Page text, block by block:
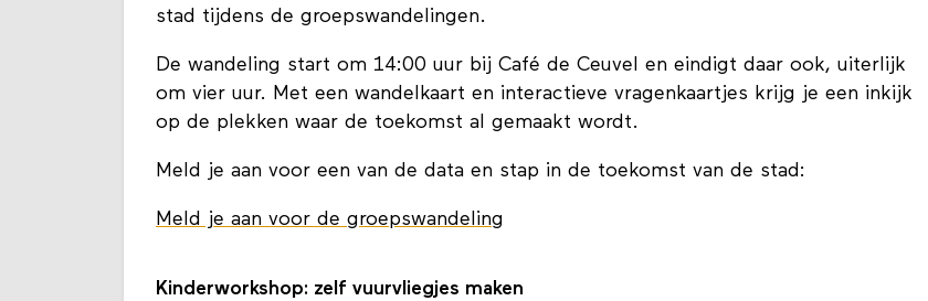
stad tijdens de groepswandelingen.
De wandeling start om 14:00 uur bij Café de Ceuvel en eindigt daar ook, uiterlijk
om vier uur. Met een wandelkaart en interactieve vragenkaartjes krijg je een inkijk
op de plekken waar de toekomst al gemaakt wordt.
Meld je aan voor een van de data en stap in de toekomst van de stad:
Meld je aan voor de groepswandeling
Kinderworkshop: zelf vuurvliegjes maken